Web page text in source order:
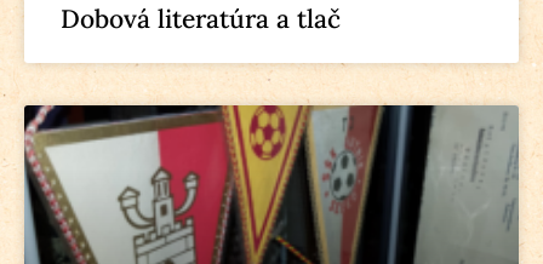
Dobová literatúra a tlač